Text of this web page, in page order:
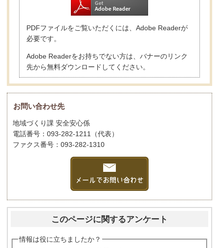
PDFファイルをご覧いただくには、Adobe Readerが
必要です。
Adobe Readerをお持ちでない方は、バナーのリンク
先から無料ダウンロードしてください。
お問い合わせ先
地域づくり課 安全安心係
電話番号：093-282-1211（代表）
ファクス番号：093-282-1310
このページに関するアンケート
情報は役に立ちましたか？